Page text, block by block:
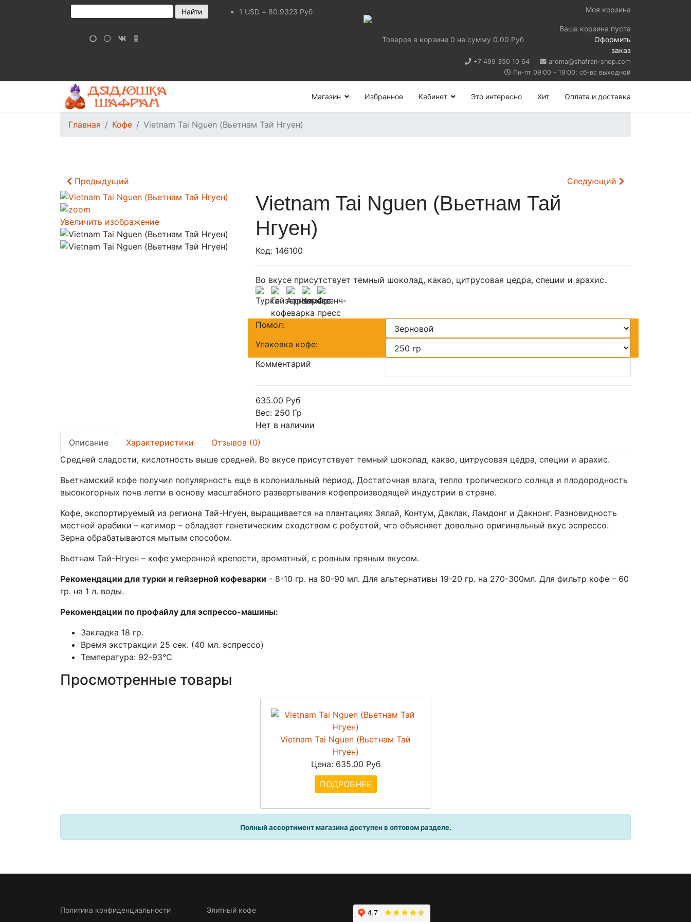
1 USD = 80.9323 Руб Моя корзина
Ваша корзина пуста
Товаров в корзине 0 на сумму 0.00 Руб
Оформить
заказ
+7 499 350 10 64
aroma@shafran-shop.com
Пн-пт 09:00 - 19:00; сб-вс выходной
Магазин Избранное Кабинет Это интересно Хит Оплата и доставка
Главная Кофе Vietnam Tai Nguen (Вьетнам Тай Нгуен)
Предыдущий Следующий
Увеличить изображение
Vietnam Tai Nguen (Вьетнам Тай
Нгуен)
Код: 146100
Во вкусе присутствует темный шоколад, какао, цитрусовая цедра, специи и арахис.
Помол:
Упаковка кофе:
Комментарий
635.00 Руб
Вес: 250 Гр
Нет в наличии
Описание
Характеристики
Отзывов (0)
Средней сладости, кислотность выше средней. Во вкусе присутствует темный шоколад, какао, цитрусовая цедра, специи и арахис.
Вьетнамский кофе получил популярность еще в колониальный период. Достаточная влага, тепло тропического солнца и плодородность
высокогорных почв легли в основу масштабного развертывания кофепроизводящей индустрии в стране.
Кофе, экспортируемый из региона Тай-Нгуен, выращивается на плантациях Зялай, Контум, Даклак, Ламдонг и Дакнонг. Разновидность
местной арабики – катимор – обладает генетическим сходством с робустой, что объясняет довольно оригинальный вкус эспрессо.
Зерна обрабатываются мытым способом.
Вьетнам Тай-Нгуен – кофе умеренной крепости, ароматный, с ровным пряным вкусом.
Рекомендации для турки и гейзерной кофеварки - 8-10 гр. на 80-90 мл. Для альтернативы 19-20 гр. на 270-300мл. Для фильтр кофе – 60
гр. на 1 л. воды.
Рекомендации по профайлу для эспрессо-машины:
Закладка 18 гр.
Время экстракции 25 сек. (40 мл. эспрессо)
Температура: 92-93°С
Просмотренные товары
Vietnam Tai Nguen (Вьетнам Тай
Нгуен)
Цена: 635.00 Руб
ПОДРОБНЕЕ
Полный ассортимент магазина доступен в оптовом разделе.
Политика конфиденциальности Элитный кофе